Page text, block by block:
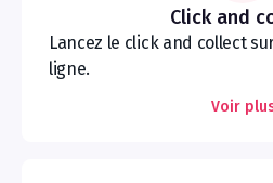
Click and
Lancez le click and collect
ligne.
Voir